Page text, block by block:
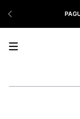
9º